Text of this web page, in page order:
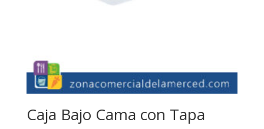
Caja Bajo Cama con Tapa